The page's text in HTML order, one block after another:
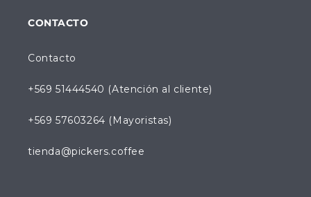
CONTACTO
Contacto
+569 51444540 (Atención al cliente)
+569 57603264 (Mayoristas)
tienda@pickers.coffee